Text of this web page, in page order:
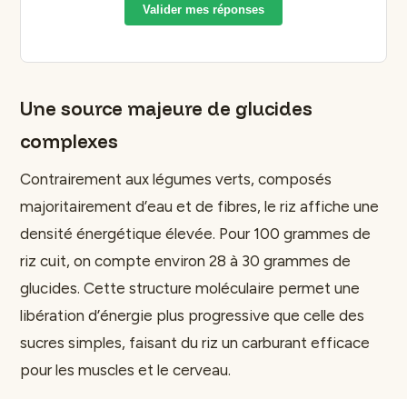
Valider mes réponses
Une source majeure de glucides
complexes
Contrairement aux légumes verts, composés
majoritairement d’eau et de fibres, le riz affiche une
densité énergétique élevée. Pour 100 grammes de
riz cuit, on compte environ 28 à 30 grammes de
glucides. Cette structure moléculaire permet une
libération d’énergie plus progressive que celle des
sucres simples, faisant du riz un carburant efficace
pour les muscles et le cerveau.